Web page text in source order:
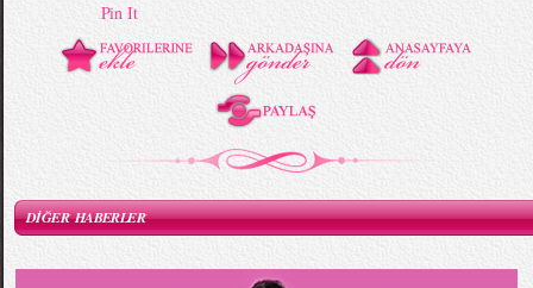
Pin It
DİĞER HABERLER